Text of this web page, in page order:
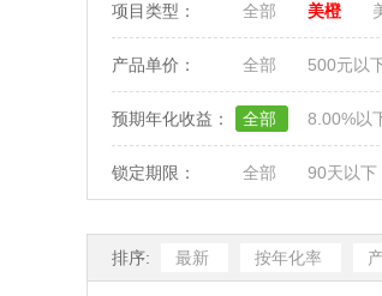
项目类型： 全部 美橙
产品单价： 全部 500元以
预期年化收益： 全部 8.00%以
锁定期限： 全部 90天以下
排序: 最新 按年化率